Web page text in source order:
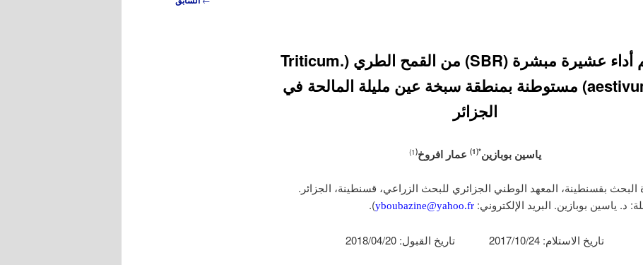
تقييم أداء عشيرة مبشرة (SBR) من القمح الطري (.Triticum
aestivum L) مستوطنة بمنطقة سبخة عين مليلة المالحة في
الجزائر
ياسين بوبازين*(
1
) عمار افروخ(
1)
د. ياسين بوبازين. البريد الإلكتروني:
).
تاريخ الاستلام: 2017/10/24 تاريخ القبول: 2018/04/20